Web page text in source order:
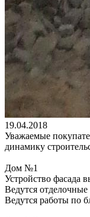
19.04.2018
Уважаемые
динамику
Дом №1
Устройство фасада
Ведутся
Ведутся работы по